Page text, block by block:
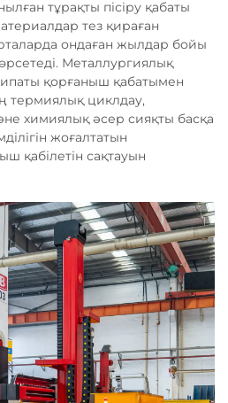
тұрақты пісіру қабаты
тез қираған
ондаған жылдар бойы
Металлургиялық
қорғаныш қабатымен
термиялық циклдау,
химиялық әсер сияқты басқа
жоғалтатын
қабілетін сақтауын